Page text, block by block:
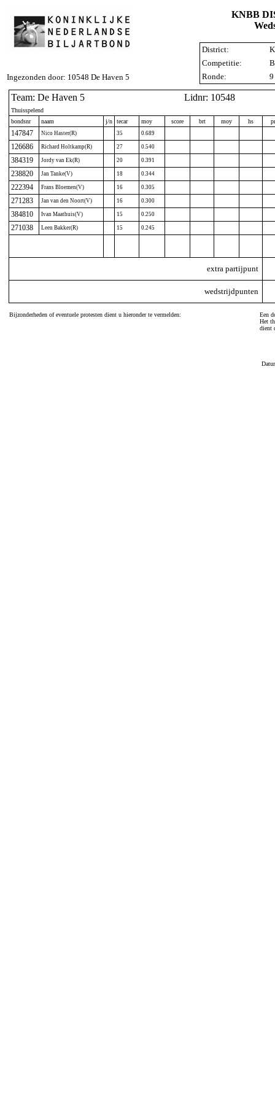
Ingezonden door: 10548 De Haven 5
KNBB
District:
Competitie:
Ronde:
9
Team: De Haven 5 Lidnr: 10548
Thuisspelend
bondsnr
naam j/n tecar moy score brt moy hs
147847 Nico Haster(R) 35 0.689
126686 Richard Holtkamp(R) 27 0.540
384319 Jordy van Ek(R) 20 0.391
238820 Jan Tanke(V) 18 0.344
222394 Frans Bloemen(V) 16 0.305
271283 Jan van den Noort(V) 16 0.300
384810 Ivan Maathuis(V) 15 0.250
271038 Leen Bakker(R) 15 0.245
extra partijpunt
wedstrijdpunten
Bijzonderheden of eventuele protesten dient u hieronder te vermelden:
Een
Het
dient